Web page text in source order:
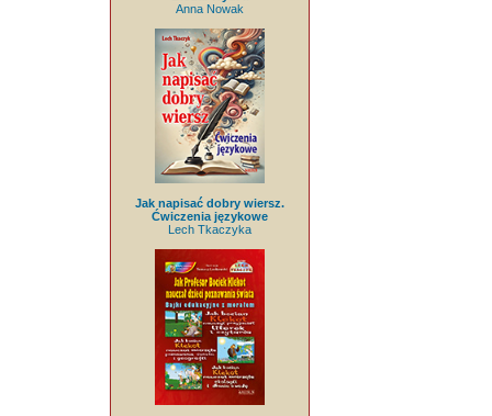
Anna Nowak
Jak napisać dobry wiersz.
Ćwiczenia językowe
Lech Tkaczyka